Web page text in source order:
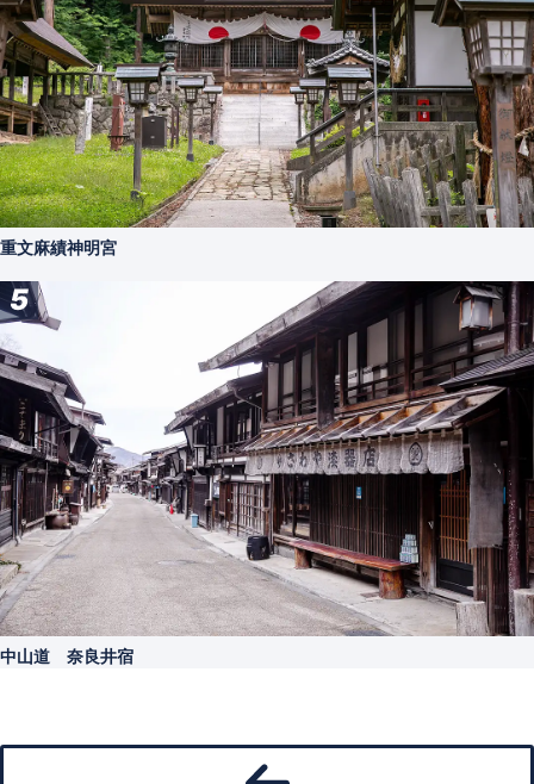
重文麻績神明宮
5
中山道 奈良井宿